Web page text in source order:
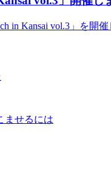
in Kansai vol.3」を開催
ませるには